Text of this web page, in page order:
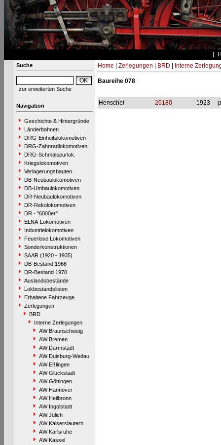
Suche
zur erweiterten Suche
Navigation
Geschichte & Hintergründe
Länderbahnen
DRG-Einheitslokomotiven
DRG-Zahnradlokomotiven
DRG-Schmalspurlok.
Kriegslokomotiven
Verlagerungsbauten
DB-Neubaulokomotiven
DB-Umbaulokomotiven
DR-Neubaulokomotiven
DR-Rekolokomotiven
DR - "6000er"
ELNA-Lokomotiven
Industrielokomotiven
Feuerlose Lokomotiven
Sonderkonstruktionen
SAAR (1920 - 1935)
DB-Bestand 1968
DR-Bestand 1970
Auslandsbestände
Lokbestandslisten
Erhaltene Fahrzeuge
Zerlegungen
BRD
Interne Zerlegungen
AW Braunschweig
AW Bremen
AW Darmstadt
AW Duisburg-Wedau
AW Eßlingen
AW Glückstadt
AW Göttingen
AW Hannover
AW Heilbronn
AW Ingolstadt
AW Jülich
AW Kaiserslautern
AW Karlsruhe
AW Kassel
Home Zerlegungen BRD Interne
Baureihe 078
Henschel 20180 1923